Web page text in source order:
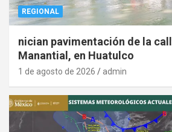
REGIONAL
nician pavimentación de la
Manantial, en Huatulco
1 de agosto de 2026 admin